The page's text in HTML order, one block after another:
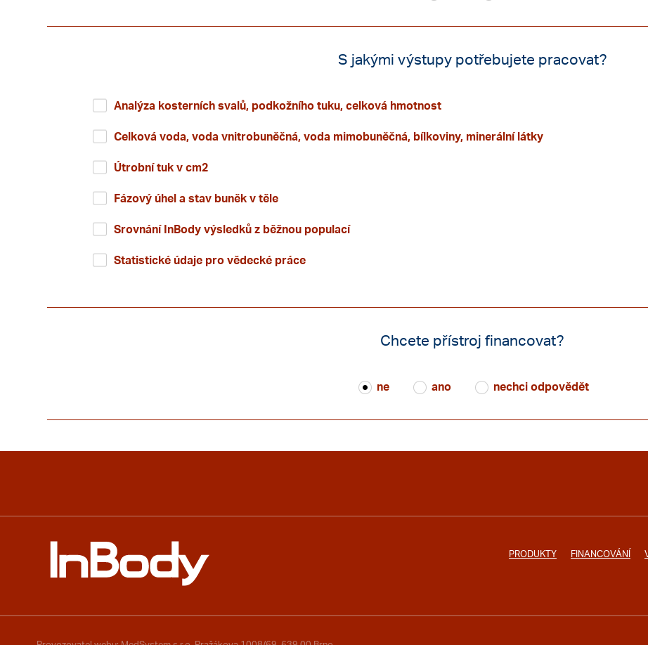
S jakými výstupy potřebujete pracovat?
Analýza kosterních svalů, podkožního tuku, celková hmotnost
Celková voda, voda vnitrobuněčná, voda mimobuněčná, bílkoviny, minerální látky
Útrobní tuk v cm2
Fázový úhel a stav buněk v těle
Srovnání InBody výsledků z běžnou populací
Statistické údaje pro vědecké práce
Chcete přístroj financovat?
ne ano nechci odpovědět
PRODUKTY FINANCOVÁNÍ